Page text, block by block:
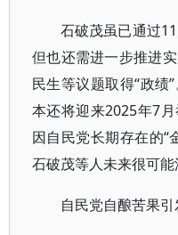
石破茂虽已通过
但也还需进一步推进
民生等议题取得“政绩
本还将迎来2025年7
因自民党长期存在的“
石破茂等人未来很可能
自民党自酿苦果